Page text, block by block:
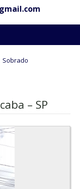
Sobrado
– SP